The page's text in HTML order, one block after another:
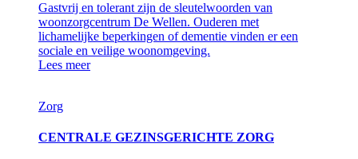
Gastvrij en tolerant zijn de sleutelwoorden van
woonzorgcentrum De Wellen. Ouderen met
lichamelijke beperkingen of dementie vinden er een
sociale en veilige woonomgeving.
Lees meer
Zorg
CENTRALE GEZINSGERICHTE ZORG